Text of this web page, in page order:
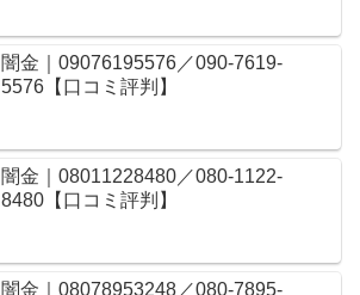
闇金｜09076195576／090-7619-
5576【口コミ評判】
闇金｜08011228480／080-1122-
8480【口コミ評判】
闇金｜08078953248／080-7895-